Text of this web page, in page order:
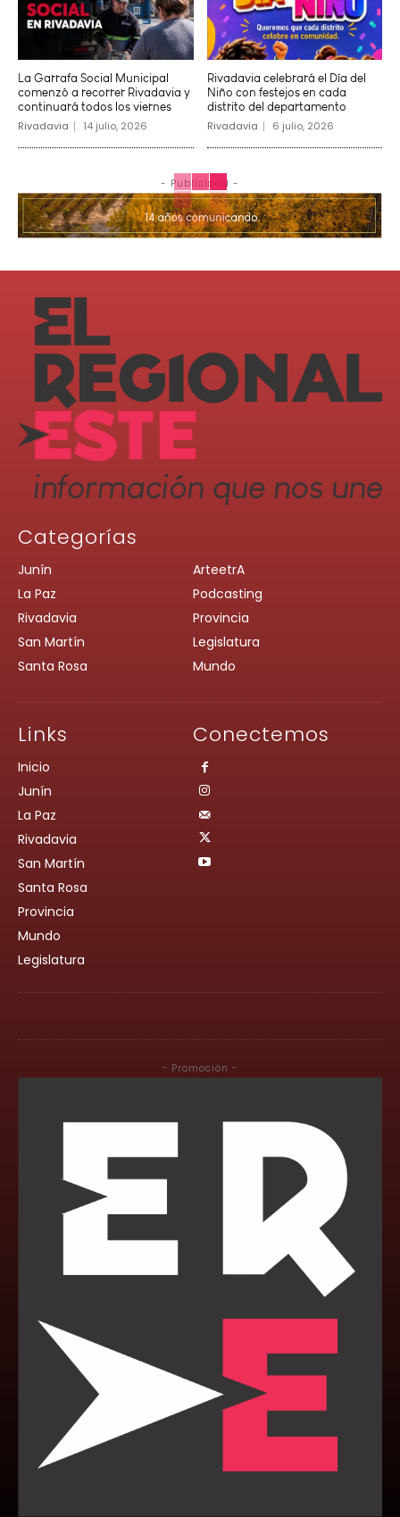
La Garrafa Social Municipal
comenzó a recorrer Rivadavia y
continuará todos los viernes
Rivadavia 14 julio, 2026
Rivadavia celebrará el Día del
Niño con festejos en cada
distrito del departamento
Rivadavia 6 julio, 2026
- Publicidad -
Categorías
Junín
La Paz
Rivadavia
San Martín
Santa Rosa
ArteetrA
Podcasting
Provincia
Legislatura
Mundo
Links
Inicio
Junín
La Paz
Rivadavia
San Martín
Santa Rosa
Provincia
Mundo
Legislatura
Conectemos
- Promoción -